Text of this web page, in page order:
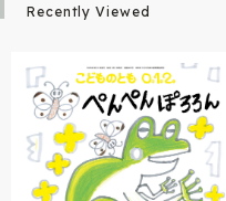
Recently Viewed